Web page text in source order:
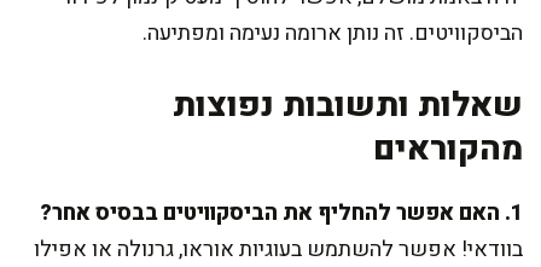
הביסקוויטים. זה נותן ארומה נעימה ומפתיעה.
שאלות ותשובות נפוצות
מהקוראים
1. האם אפשר להחליף את הביסקוויטים בבסיס אחר?
בוודאי! אפשר להשתמש בעוגיות אוראו, גרנולה או אפילו